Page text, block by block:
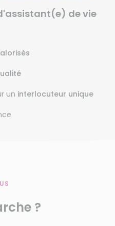
de vie
un interlocuteur unique
?